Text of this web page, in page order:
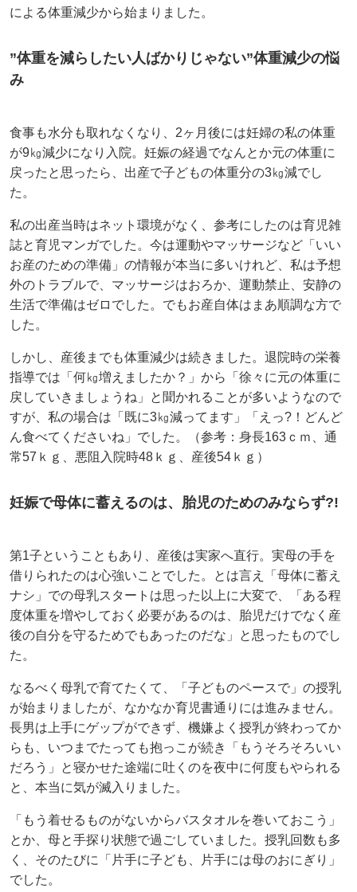
による体重減少から始まりました。
”体重を減らしたい人ばかりじゃない”体重減少の悩
み
食事も水分も取れなくなり、2ヶ月後には妊婦の私の体重
が9㎏減少になり入院。妊娠の経過でなんとか元の体重に
戻ったと思ったら、出産で子どもの体重分の3㎏減でし
た。
私の出産当時はネット環境がなく、参考にしたのは育児雑
誌と育児マンガでした。今は運動やマッサージなど「いい
お産のための準備」の情報が本当に多いけれど、私は予想
外のトラブルで、マッサージはおろか、運動禁止、安静の
生活で準備はゼロでした。でもお産自体はまあ順調な方で
した。
しかし、産後までも体重減少は続きました。退院時の栄養
指導では「何㎏増えましたか？」から「徐々に元の体重に
戻していきましょうね」と聞かれることが多いようなので
すが、私の場合は「既に3㎏減ってます」「えっ?！どんど
ん食べてくださいね」でした。（参考：身長163ｃｍ、通
常57ｋｇ、悪阻入院時48ｋｇ、産後54ｋｇ）
妊娠で母体に蓄えるのは、胎児のためのみならず?!
第1子ということもあり、産後は実家へ直行。実母の手を
借りられたのは心強いことでした。とは言え「母体に蓄え
ナシ」での母乳スタートは思った以上に大変で、「ある程
度体重を増やしておく必要があるのは、胎児だけでなく産
後の自分を守るためでもあったのだな」と思ったものでし
た。
なるべく母乳で育てたくて、「子どものペースで」の授乳
が始まりましたが、なかなか育児書通りには進みません。
長男は上手にゲップができず、機嫌よく授乳が終わってか
らも、いつまでたっても抱っこが続き「もうそろそろいい
だろう」と寝かせた途端に吐くのを夜中に何度もやられる
と、本当に気が滅入りました。
「もう着せるものがないからバスタオルを巻いておこう」
とか、母と手探り状態で過ごしていました。授乳回数も多
く、そのたびに「片手に子ども、片手には母のおにぎり」
でした。